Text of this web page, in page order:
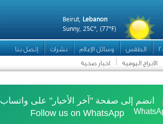
Beirut, Lebanon
Sunny, 25C°, (77°F)
الطقس وسائل الإعلام نشرات
إتصل بنا
الابراج اليومية اخبار صحية
انضم إلى صفحة "آخر الأخبار" على واتساب
Follow us on WhatsApp